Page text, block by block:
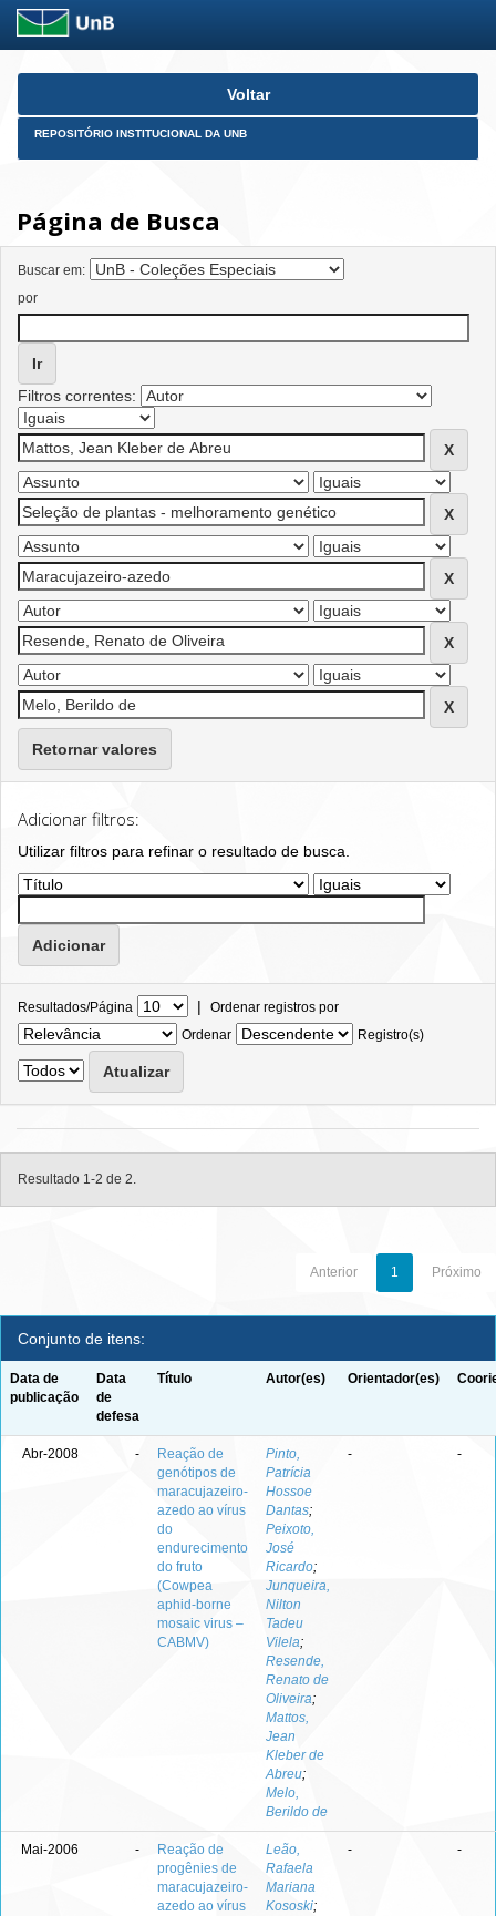
Skip
Voltar
REPOSITÓRIO INSTITUCIONAL DA UNB
Página de Busca
Buscar em:
por
Filtros correntes:
Retornar valores
Adicionar filtros:
Utilizar filtros para refinar o resultado de busca.
Resultados/Página | Ordenar registros por
Ordenar
Registro(s)
Resultado 1-2 de 2.
Anterior 1 Próximo
Conjunto de itens:
Data de
publicação
Data
de
defesa
Título Autor(es) Orientador(es)
Abr-2008 -
Reação de
genótipos de
maracujazeiro-
azedo ao vírus
do
endurecimento
do fruto
(Cowpea
aphid-borne
mosaic virus –
CABMV)
Pinto,
Patrícia
Hossoe
Dantas;
Peixoto,
José
Ricardo;
Junqueira,
Nilton
Tadeu
Vilela;
Resende,
Renato de
Oliveira;
Mattos,
Jean
Kleber de
Abreu;
Melo,
Berildo de
- -
Mai-2006 -
Reação de
progênies de
maracujazeiro-
azedo ao vírus
Leão,
Rafaela
Mariana
Kososki;
- -